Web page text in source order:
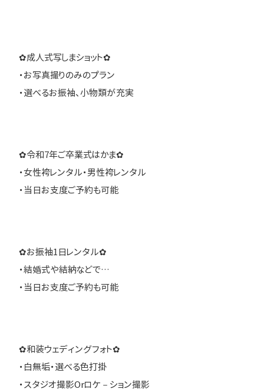
✿成人式写しまショット✿
・お写真撮りのみのプラン
・選べるお振袖、小物類が充実
✿令和7年ご卒業式はかま✿
・女性袴レンタル・男性袴レンタル
・当日お支度ご予約も可能
✿お振袖1日レンタル✿
・結婚式や結納などで…
・当日お支度ご予約も可能
✿和装ウェディングフォト✿
・白無垢・選べる色打掛
・スタジオ撮影Orロケ－ション撮影